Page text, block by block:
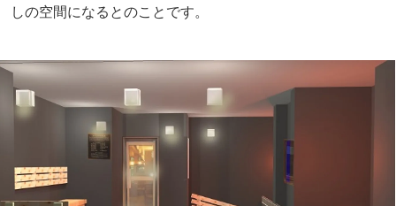
しの空間になるとのことです。